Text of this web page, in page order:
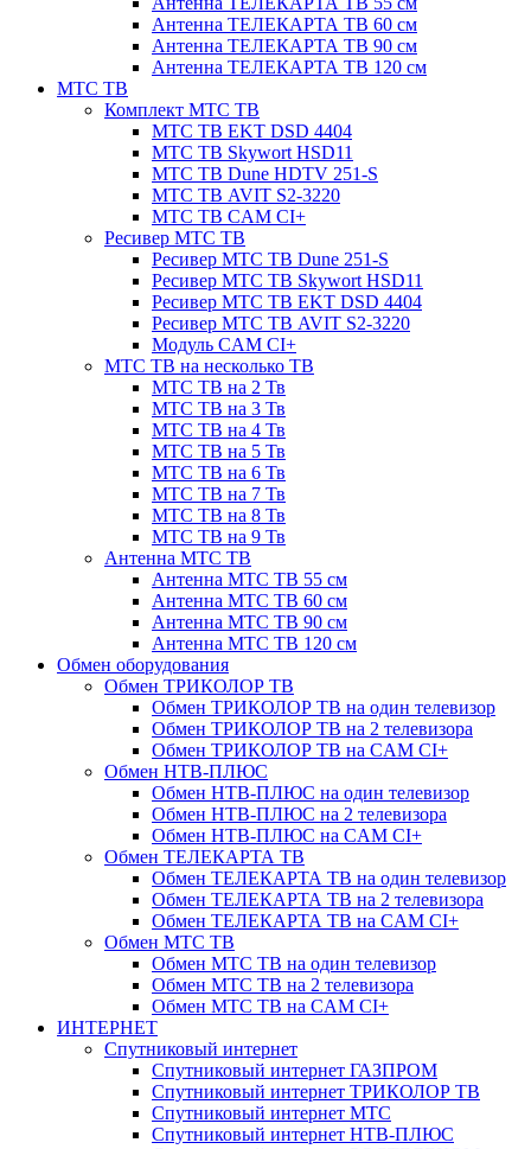
Антенна ТЕЛЕКАРТА ТВ 60 см
Антенна ТЕЛЕКАРТА ТВ 90 см
Антенна ТЕЛЕКАРТА ТВ 120 см
МТС ТВ
Комплект МТС ТВ
МТС ТВ EKT DSD 4404
МТС ТВ Skywort HSD11
МТС ТВ Dune HDTV 251-S
МТС ТВ AVIT S2-3220
МТС ТВ CAM CI+
Ресивер МТС ТВ
Ресивер МТС ТВ Dune 251-S
Ресивер МТС ТВ Skywort HSD11
Ресивер МТС ТВ EKT DSD 4404
Ресивер МТС ТВ AVIT S2-3220
Модуль CAM CI+
МТС ТВ на несколько ТВ
МТС ТВ на 2 Тв
МТС ТВ на 3 Тв
МТС ТВ на 4 Тв
МТС ТВ на 5 Тв
МТС ТВ на 6 Тв
МТС ТВ на 7 Тв
МТС ТВ на 8 Тв
МТС ТВ на 9 Тв
Антенна МТС ТВ
Антенна МТС ТВ 55 см
Антенна МТС ТВ 60 см
Антенна МТС ТВ 90 см
Антенна МТС ТВ 120 см
Обмен оборудования
Обмен ТРИКОЛОР ТВ
Обмен ТРИКОЛОР ТВ на один телевизор
Обмен ТРИКОЛОР ТВ на 2 телевизора
Обмен ТРИКОЛОР ТВ на CAM CI+
Обмен НТВ-ПЛЮС
Обмен НТВ-ПЛЮС на один телевизор
Обмен НТВ-ПЛЮС на 2 телевизора
Обмен НТВ-ПЛЮС на CAM CI+
Обмен ТЕЛЕКАРТА ТВ
Обмен ТЕЛЕКАРТА ТВ на один телевизор
Обмен ТЕЛЕКАРТА ТВ на 2 телевизора
Обмен ТЕЛЕКАРТА ТВ на CAM CI+
Обмен МТС ТВ
Обмен МТС ТВ на один телевизор
Обмен МТС ТВ на 2 телевизора
Обмен МТС ТВ на CAM CI+
ИНТЕРНЕТ
Спутниковый интернет
Спутниковый интернет ГАЗПРОМ
Спутниковый интернет ТРИКОЛОР ТВ
Спутниковый интернет МТС
Спутниковый интернет НТВ-ПЛЮС